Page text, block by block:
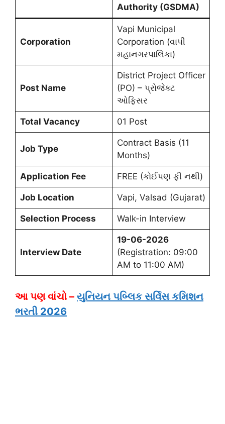
Authority (GSDMA)
Corporation
Vapi Municipal
Corporation (વાપી
મહાનગરપાલિકા)
Post Name
District Project Officer
(PO) – પ્રોજેક્ટ
ઓફિસર
Total Vacancy 01 Post
Job Type
Contract Basis (11
Months)
Application Fee FREE (કોઈપણ ફી નથી)
Job Location Vapi, Valsad (Gujarat)
Selection Process Walk-in Interview
Interview Date
19-06-2026
(Registration: 09:00
AM to 11:00 AM)
આ પણ વાંચો – યુનિયન પબ્લિક સર્વિસ કમિશન
ભરતી 2026